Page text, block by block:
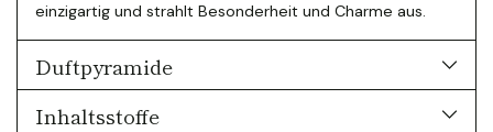
einzigartig und strahlt Besonderheit und Charme aus.
Duftpyramide
Inhaltsstoffe